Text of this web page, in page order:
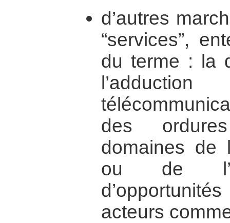
d’autres
“services”,
du terme : la
des
domaines de
ou de
acteurs